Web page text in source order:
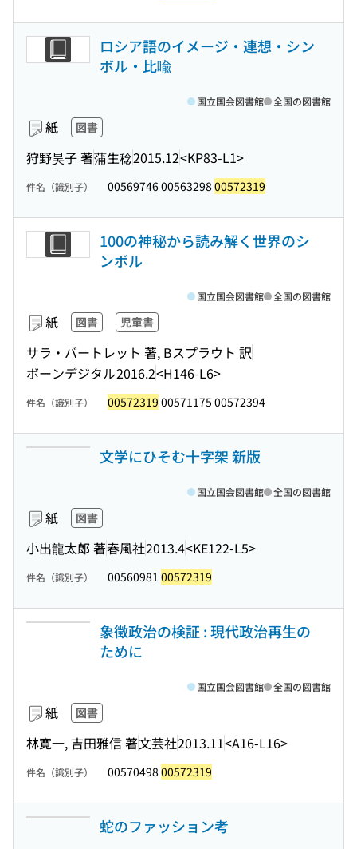
ロシア語のイメージ・連想・シン
ボル・比喩
紙 図書
狩野昊子 著蒲生稔2015.12<KP83-L1>
国立国会図書館 全国の図書館
件名（識別子） 00569746 00563298 00572319
100の神秘から読み解く世界のシ
ンボル
紙 図書 児童書
サラ・バートレット 著, Bスプラウト 訳
ボーンデジタル2016.2<H146-L6>
国立国会図書館 全国の図書館
件名（識別子） 00572319 00571175 00572394
文学にひそむ十字架 新版
紙 図書
小出龍太郎 著春風社2013.4<KE122-L5>
国立国会図書館 全国の図書館
件名（識別子） 00560981 00572319
象徴政治の検証 : 現代政治再生の
ために
紙 図書
林寛一, 吉田雅信 著文芸社2013.11<A16-L16>
国立国会図書館 全国の図書館
件名（識別子） 00570498 00572319
蛇のファッション考